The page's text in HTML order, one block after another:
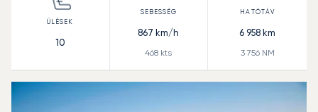
10
867 km/h
468 kts
6 958 km
3 756NM